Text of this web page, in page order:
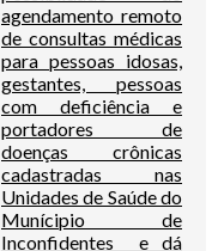
agendamento remoto
de consultas médicas
para pessoas idosas,
gestantes, pessoas
com deficiência e
portadores de
doenças crônicas
cadastradas nas
Unidades de Saúde do
Munícipio de
Inconfidentes e dá